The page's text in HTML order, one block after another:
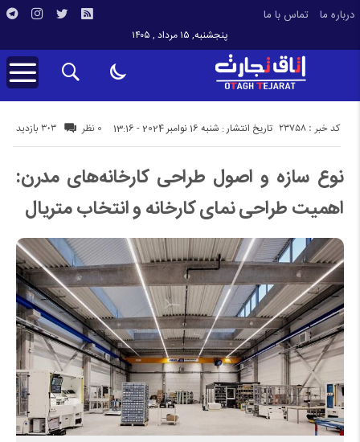
درباره ما تماس با ما
پنجشنبه, ۱۵ مرداد , ۱۴۰۵
تاریخ انتشار : شنبه 16 نوامبر 2024 - 13:16 303 بازدید کد خبر : 23758 0 نظر
نوع سازه و اصول طراحی کارخانه‌های مدرن:
اهمیت طراحی نمای کارخانه و انتخاب متریال